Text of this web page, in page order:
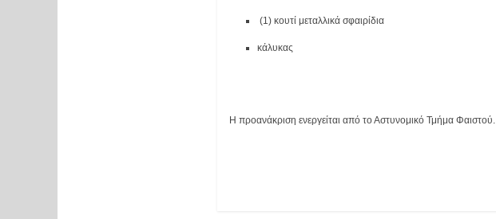
(1) κουτί μεταλλικά σφαιρίδια
κάλυκας
Η προανάκριση ενεργείται από το Αστυνομικό Τμήμα Φαιστού.